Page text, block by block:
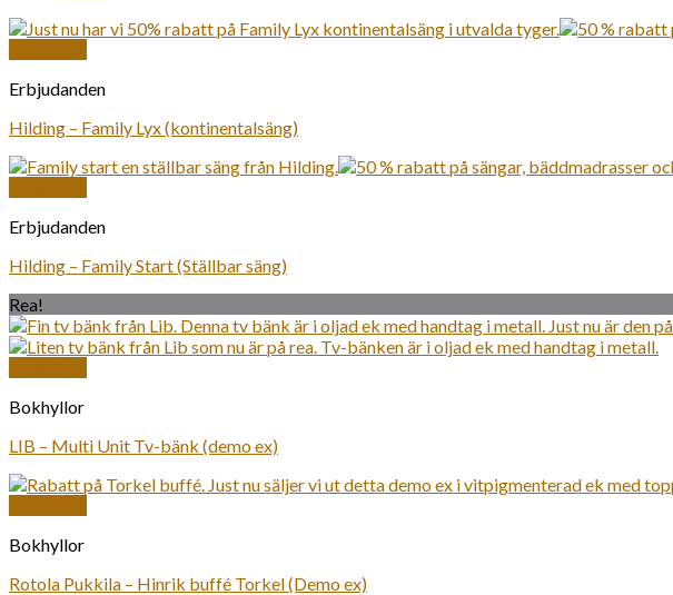
Erbjudanden
Hilding – Family Lyx (kontinentalsäng)
Erbjudanden
Hilding – Family Start (Ställbar säng)
Rea!
Bokhyllor
LIB – Multi Unit Tv-bänk (demo ex)
Bokhyllor
Rotola Pukkila – Hinrik buffé Torkel (Demo ex)